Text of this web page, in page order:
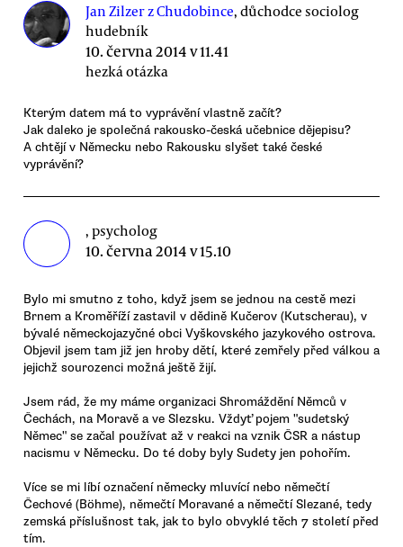
Jan Zilzer z Chudobince, důchodce sociolog
hudebník
10. června 2014 v 11.41
hezká otázka
Kterým datem má to vyprávění vlastně začít?
Jak daleko je společná rakousko-česká učebnice dějepisu?
A chtějí v Německu nebo Rakousku slyšet také české
vyprávění?
, psycholog
10. června 2014 v 15.10
Bylo mi smutno z toho, když jsem se jednou na cestě mezi
Brnem a Kroměříží zastavil v dědině Kučerov (Kutscherau), v
bývalé německojazyčné obci Vyškovského jazykového ostrova.
Objevil jsem tam již jen hroby dětí, které zemřely před válkou a
jejichž sourozenci možná ještě žijí.
Jsem rád, že my máme organizaci Shromáždění Němců v
Čechách, na Moravě a ve Slezsku. Vždyť pojem "sudetský
Němec" se začal používat až v reakci na vznik ČSR a nástup
nacismu v Německu. Do té doby byly Sudety jen pohořím.
Více se mi líbí označení německy mluvící nebo němečtí
Čechové (Böhme), němečtí Moravané a němečtí Slezané, tedy
zemská příslušnost tak, jak to bylo obvyklé těch 7 století před
tím.